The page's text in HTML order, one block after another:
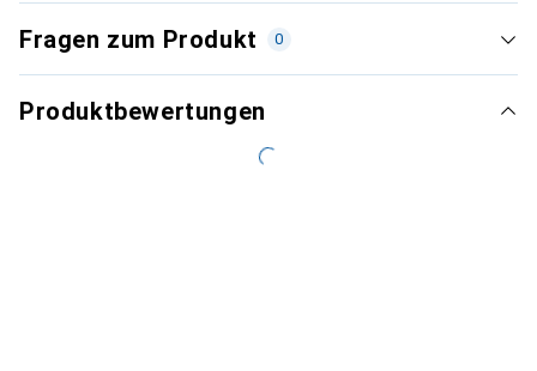
Fragen zum Produkt 0
Produktbewertungen